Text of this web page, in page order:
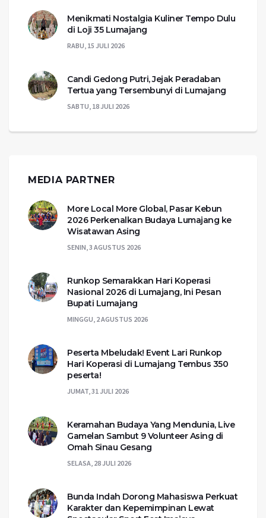
Menikmati Nostalgia Kuliner Tempo Dulu
di Loji 35 Lumajang
RABU, 15 JULI 2026
Candi Gedong Putri, Jejak Peradaban
Tertua yang Tersembunyi di Lumajang
SABTU, 18 JULI 2026
MEDIA PARTNER
More Local More Global, Pasar Kebun
2026 Perkenalkan Budaya Lumajang ke
Wisatawan Asing
SENIN, 3 AGUSTUS 2026
Runkop Semarakkan Hari Koperasi
Nasional 2026 di Lumajang, Ini Pesan
Bupati Lumajang
MINGGU, 2 AGUSTUS 2026
Peserta Mbeludak! Event Lari Runkop
Hari Koperasi di Lumajang Tembus 350
peserta!
JUMAT, 31 JULI 2026
Keramahan Budaya Yang Mendunia, Live
Gamelan Sambut 9 Volunteer Asing di
Omah Sinau Gesang
SELASA, 28 JULI 2026
Bunda Indah Dorong Mahasiswa Perkuat
Karakter dan Kepemimpinan Lewat